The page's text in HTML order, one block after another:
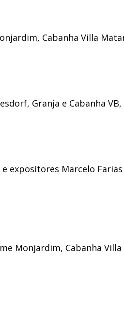
Cabanha Villa
Granja e Cabanha VB,
Marcelo
Monjardim, Cabanha